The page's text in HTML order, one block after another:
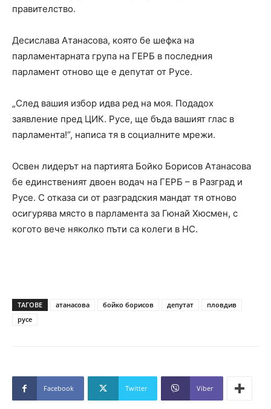
правителство.
Десислава Атанасова, която бе шефка на
парламентарната група на ГЕРБ в последния
парламент отново ще е депутат от Русе.
„След вашия избор идва ред на моя. Подадох
заявление пред ЦИК. Русе, ще бъда вашият глас в
парламента!“, написа тя в социалните мрежи.
Освен лидерът на партията Бойко Борисов Атанасова
бе единственият двоен водач на ГЕРБ – в Разград и
Русе. С отказа си от разградския мандат тя отново
осигурява място в парламента за Гюнай Хюсмен, с
когото вече няколко пъти са колеги в НС.
ТАГОВЕ атанасова бойко борисов депутат
пловдив
русе
Facebook Twitter Viber